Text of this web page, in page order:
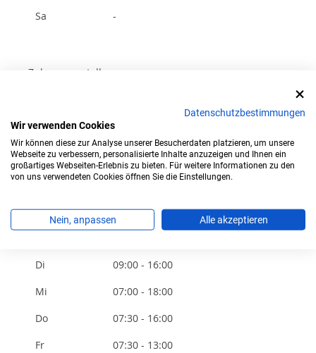
Sa -
Zulassungsstelle
59069 Hamm-Rhynern
Tel.: 02381-17-9300
Jetzt Wunschkennzeichen bestellen
Öffnungszeiten
Di
09:00 - 16:00
Mi
07:00 - 18:00
Do
07:30 - 16:00
Fr
07:30 - 13:00
Datenschutzbestimmungen
Wir verwenden Cookies
Wir können diese zur Analyse unserer Besucherdaten platzieren, um unsere
Webseite zu verbessern, personalisierte Inhalte anzuzeigen und Ihnen ein
großartiges Webseiten-Erlebnis zu bieten. Für weitere Informationen zu den
von uns verwendeten Cookies öffnen Sie die Einstellungen.
Nein, anpassen Alle akzeptieren